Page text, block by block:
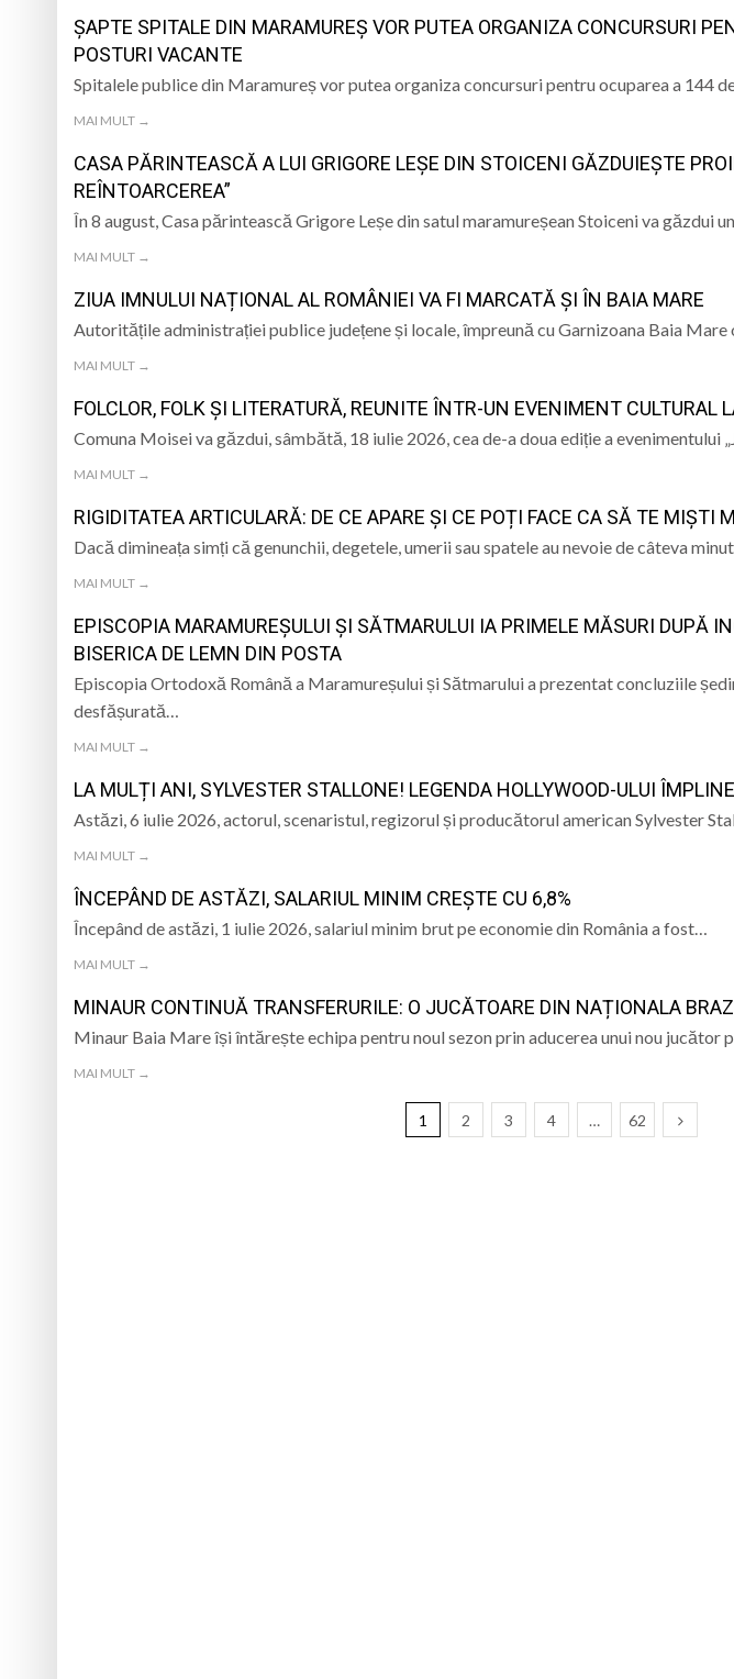
Caravana Cloud Regional Nord-Vest în Baia
Trei seri despre gândire, emoții și sănătate, la
ȘAPTE SPITALE DIN MARAMUREȘ VOR PUTEA ORGANIZA CONCURSURI
POSTURI VACANTE
Spitalele publice din Maramureș vor putea organiza concursuri pentru ocuparea a 144
MAI MULT →
CASA PĂRINTEASCĂ A LUI GRIGORE LEȘE DIN STOICENI GĂZDUIEȘTE
REÎNTOARCEREA”
În 8 august, Casa părintească Grigore Leșe din satul maramureșean Stoiceni va găzdui
MAI MULT →
ZIUA IMNULUI NAȚIONAL AL ROMÂNIEI VA FI MARCATĂ ȘI ÎN BAIA MARE
Autoritățile administrației publice județene și locale, împreună cu Garnizoana Baia Mare
MAI MULT →
FOLCLOR, FOLK ȘI LITERATURĂ, REUNITE ÎNTR-UN EVENIMENT CULTURAL
Comuna Moisei va găzdui, sâmbătă, 18 iulie 2026, cea de-a doua ediție a evenimentului
MAI MULT →
RIGIDITATEA ARTICULARĂ: DE CE APARE ȘI CE POȚI FACE CA SĂ TE MIȘTI
Dacă dimineața simți că genunchii, degetele, umerii sau spatele au nevoie de câteva
MAI MULT →
EPISCOPIA MARAMUREȘULUI ȘI SĂTMARULUI IA PRIMELE MĂSURI DUPĂ
BISERICA DE LEMN DIN POSTA
Episcopia Ortodoxă Română a Maramureșului și Sătmarului a prezentat concluziile
desfășurată…
MAI MULT →
LA MULȚI ANI, SYLVESTER STALLONE! LEGENDA HOLLYWOOD-ULUI
Astăzi, 6 iulie 2026, actorul, scenaristul, regizorul și producătorul american Sylvester
MAI MULT →
ÎNCEPÂND DE ASTĂZI, SALARIUL MINIM CREȘTE CU 6,8%
Începând de astăzi, 1 iulie 2026, salariul minim brut pe economie din România a fost…
MAI MULT →
MINAUR CONTINUĂ TRANSFERURILE: O JUCĂTOARE DIN NAȚIONALA
Minaur Baia Mare își întărește echipa pentru noul sezon prin aducerea unui nou jucător
MAI MULT →
1 2 3 4 … 62